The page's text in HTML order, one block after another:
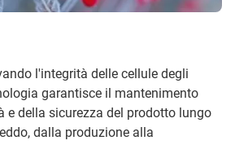
l'integrità delle cellule degli
garantisce il mantenimento
e della sicurezza del prodotto lungo
dalla produzione alla